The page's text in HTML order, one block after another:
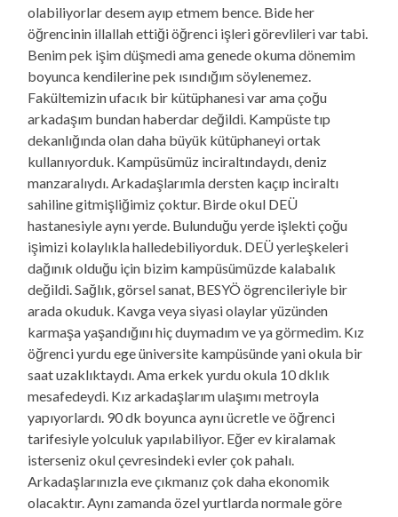
olabiliyorlar desem ayıp etmem bence. Bide her
öğrencinin illallah ettiği öğrenci işleri görevlileri var tabi.
Benim pek işim düşmedi ama genede okuma dönemim
boyunca kendilerine pek ısındığım söylenemez.
Fakültemizin ufacık bir kütüphanesi var ama çoğu
arkadaşım bundan haberdar değildi. Kampüste tıp
dekanlığında olan daha büyük kütüphaneyi ortak
kullanıyorduk. Kampüsümüz inciraltındaydı, deniz
manzaralıydı. Arkadaşlarımla dersten kaçıp inciraltı
sahiline gitmişliğimiz çoktur. Birde okul DEÜ
hastanesiyle aynı yerde. Bulunduğu yerde işlekti çoğu
işimizi kolaylıkla halledebiliyorduk. DEÜ yerleşkeleri
dağınık olduğu için bizim kampüsümüzde kalabalık
değildi. Sağlık, görsel sanat, BESYÖ ögrencileriyle bir
arada okuduk. Kavga veya siyasi olaylar yüzünden
karmaşa yaşandığını hiç duymadım ve ya görmedim. Kız
öğrenci yurdu ege üniversite kampüsünde yani okula bir
saat uzaklıktaydı. Ama erkek yurdu okula 10 dklık
mesafedeydi. Kız arkadaşlarım ulaşımı metroyla
yapıyorlardı. 90 dk boyunca aynı ücretle ve öğrenci
tarifesiyle yolculuk yapılabiliyor. Eğer ev kiralamak
isterseniz okul çevresindeki evler çok pahalı.
Arkadaşlarınızla eve çıkmanız çok daha ekonomik
olacaktır. Aynı zamanda özel yurtlarda normale göre